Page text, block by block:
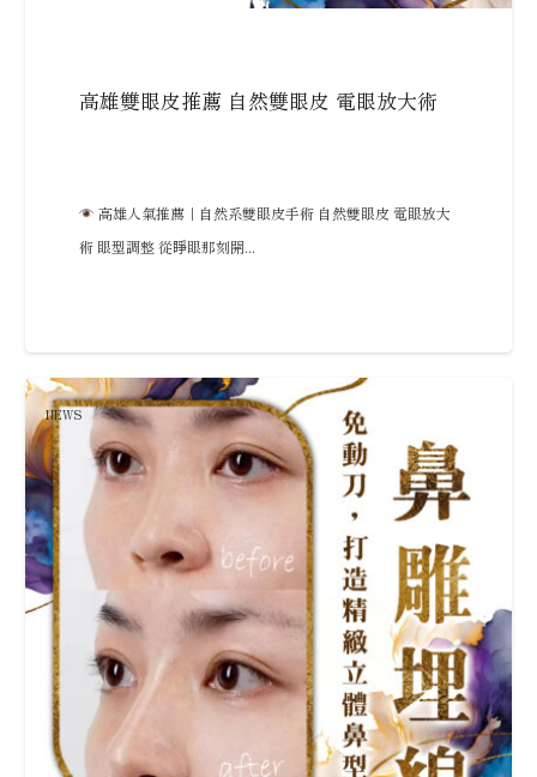
高雄雙眼皮推薦 自然雙眼皮 電眼放大術
高雄人氣推薦｜自然系雙眼皮手術 自然雙眼皮 電眼放大
術 眼型調整 從睜眼那刻開...
NEWS